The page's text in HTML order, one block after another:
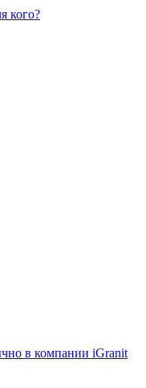
кого?
в компании iGranit